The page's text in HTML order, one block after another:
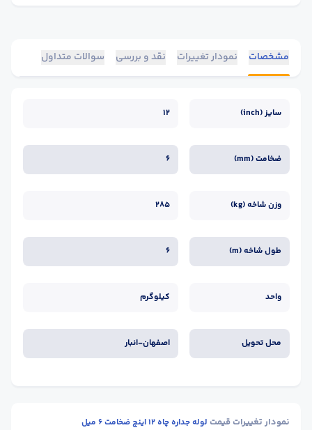
مشخصات نمودار تغییرات نقد و بررسی سوالات متداول
سایز (inch) 12
ضخامت (mm) 6
وزن شاخه (kg) 285
طول شاخه (m) 6
واحد کیلوگرم
محل تحویل اصفهان-انبار
نمودار تغییرات قیمت لوله جداره چاه 12 اینچ ضخامت 6 میل